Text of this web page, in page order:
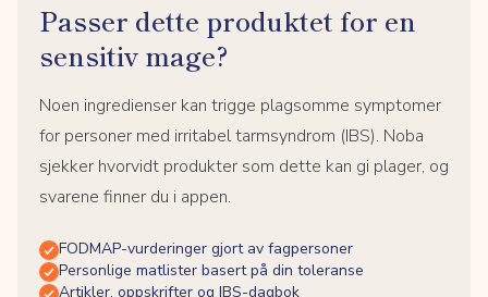
Passer dette produktet for en
sensitiv mage?
Noen ingredienser kan trigge plagsomme symptomer
for personer med irritabel tarmsyndrom (IBS). Noba
sjekker hvorvidt produkter som dette kan gi plager, og
svarene finner du i appen.
FODMAP-vurderinger gjort av fagpersoner
Personlige matlister basert på din toleranse
Artikler, oppskrifter og IBS-dagbok